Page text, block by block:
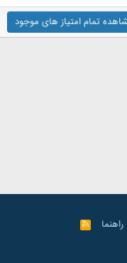
تمام امتیاز های موجود
راهنما
R
S